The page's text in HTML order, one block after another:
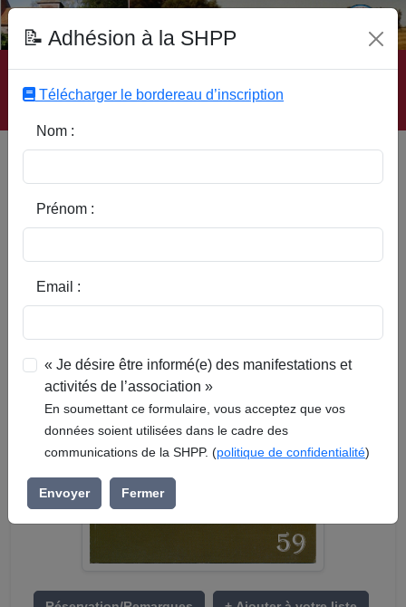
Accueil | Site SHPP | Auteurs | Editeurs | Rubriques |
Sous-Rubriques | Mots-Clefs | Contact
Louvil, Camphin-en-Pévèle
📝 Adhésion à la SHPP
Télécharger le bordereau d’inscription
Nom :
Prénom :
Email :
« Je désire être informé(e) des manifestations et
activités de l’association »
En soumettant ce formulaire, vous acceptez que vos
données soient utilisées dans le cadre des
communications de la SHPP. (politique de confidentialité)
Envoyer Fermer